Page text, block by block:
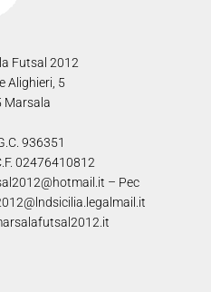
Futsal 2012
Alighieri, 5
Marsala
936351
02476410812
– Pec